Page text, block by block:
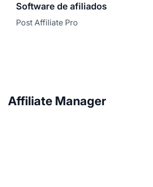
Software de afiliados
Post Affiliate Pro
Affiliate Manager